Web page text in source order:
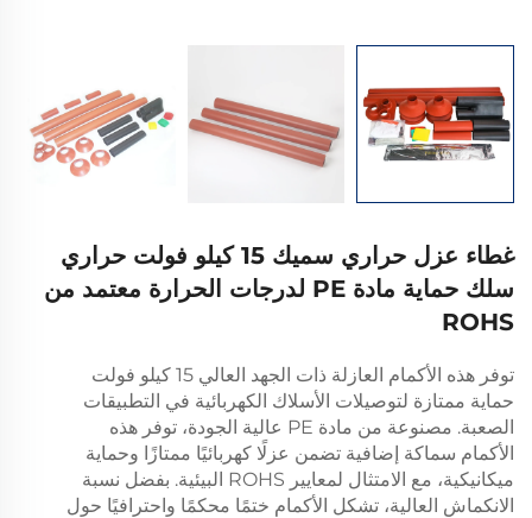
غطاء عزل حراري سميك 15 كيلو فولت حراري
سلك حماية مادة PE لدرجات الحرارة معتمد من
ROHS
توفر هذه الأكمام العازلة ذات الجهد العالي 15 كيلو فولت
حماية ممتازة لتوصيلات الأسلاك الكهربائية في التطبيقات
الصعبة. مصنوعة من مادة PE عالية الجودة، توفر هذه
الأكمام سماكة إضافية تضمن عزلًا كهربائيًا ممتازًا وحماية
ميكانيكية، مع الامتثال لمعايير ROHS البيئية. بفضل نسبة
الانكماش العالية، تشكل الأكمام ختمًا محكمًا واحترافيًا حول